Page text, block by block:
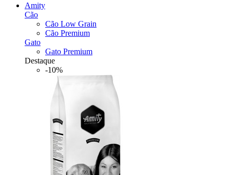
Amity
Cão
Cão Low Grain
Cão Premium
Gato
Gato Premium
Destaque
-10%